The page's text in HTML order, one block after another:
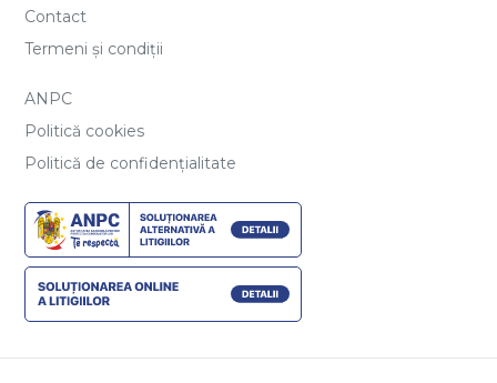
Contact
Termeni și condiții
ANPC
Politică cookies
Politică de confidențialitate